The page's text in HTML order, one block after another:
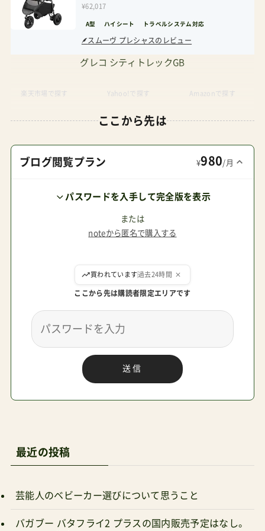
¥62,017
A型 ハイシート トラベルシステム対応
スムーヴ プレシャスのレビュー
グレコ シティトレックGB
Amazonで探す
楽天市場で探す Yahoo!で探す
ここから先は
ブログ閲覧プラン ¥980/月
パスワードを入手して完全版を表示
または
noteから匿名で購入する
買われています過去24時間
ここから先は購読者限定エリアです
送信
最近の投稿
芸能人のベビーカー選びについて思うこと
バガブー バタフライ2 プラスの国内販売予定はなし。